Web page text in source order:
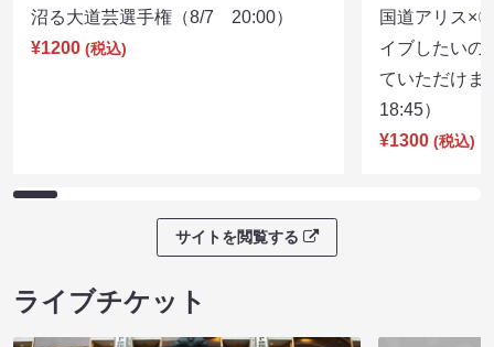
沼る大道芸選手権（8/7 20:00）
¥1200 (税込)
国道アリス×
イブしたいの
ていただけ
18:45）
¥1300 (税込)
サイトを閲覧する
ライブチケット